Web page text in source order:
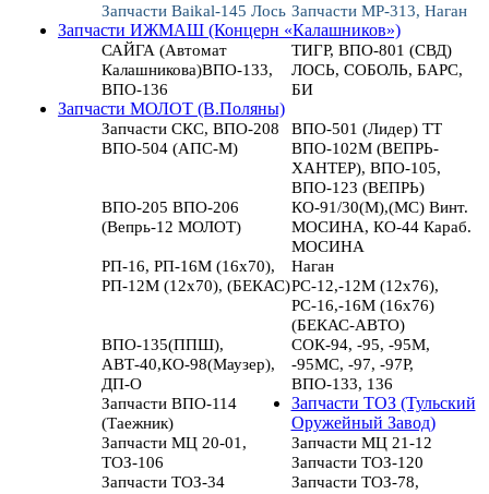
Запчасти Baikal-145 Лось Запчасти МР-313, Наган
Запчасти ИЖМАШ (Концерн «Калашников»)
САЙГА (Автомат
Калашникова)ВПО-133,
ВПО-136
ТИГР, ВПО-801 (СВД)
ЛОСЬ, СОБОЛЬ, БАРС,
БИ
Запчасти МОЛОТ (В.Поляны)
Запчасти СКС, ВПО-208
ВПО-501 (Лидер) ТТ
ВПО-504 (АПС-М)
ВПО-102М (ВЕПРЬ-
ХАНТЕР), ВПО-105,
ВПО-123 (ВЕПРЬ)
ВПО-205 ВПО-206
(Вепрь-12 МОЛОТ)
КО-91/30(М),(МС) Винт.
МОСИНА, КО-44 Караб.
МОСИНА
РП-16, РП-16М (16х70),
РП-12М (12х70), (БЕКАС)
Наган
РС-12,-12М (12х76),
РС-16,-16М (16х76)
(БЕКАС-АВТО)
ВПО-135(ППШ),
АВТ-40,КО-98(Маузер),
ДП-О
СОК-94, -95, -95М,
-95МС, -97, -97Р,
ВПО-133, 136
Запчасти ВПО-114
(Таежник)
Запчасти ТОЗ (Тульский
Оружейный Завод)
Запчасти МЦ 20-01,
ТОЗ-106
Запчасти МЦ 21-12
Запчасти ТОЗ-120
Запчасти ТОЗ-34
Запчасти ТОЗ-78,